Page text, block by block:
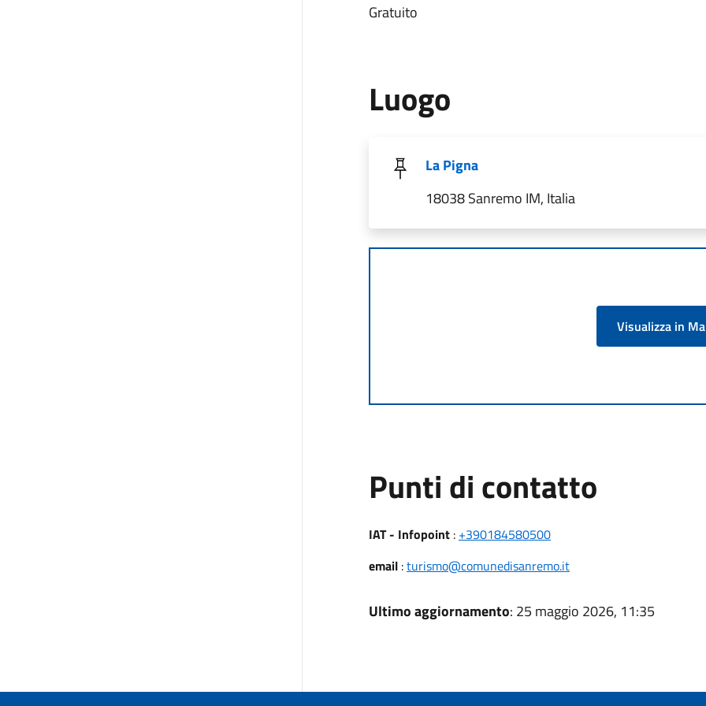
Gratuito
Luogo
La Pigna
18038 Sanremo IM, Italia
Visualizza in
Punti di contatto
IAT - Infopoint: +390184580500
email:turismo@comunedisanremo.it
Ultimo aggiornamento: 25 maggio 2026, 11:35